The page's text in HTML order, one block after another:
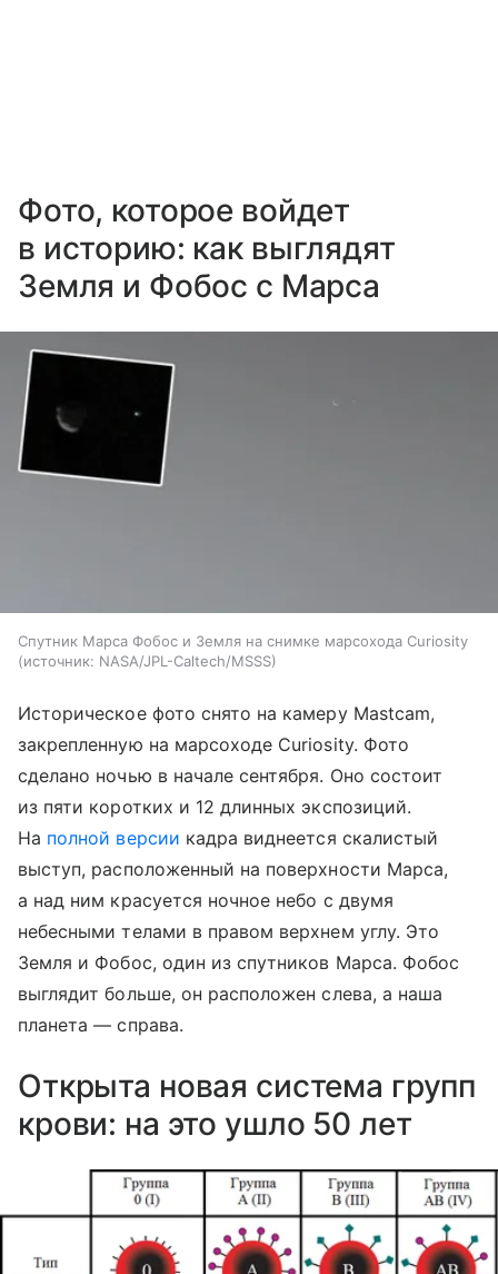
Фото, которое войдет
в историю: как выглядят
Земля и Фобос с Марса
Спутник Марса Фобос и Земля на снимке марсохода Curiosity
источник: NASA/JPL-Caltech/MSSS
Историческое фото снято на камеру Mastcam,
закрепленную на марсоходе Curiosity. Фото
сделано ночью в начале сентября. Оно состоит
из пяти коротких и 12 длинных экспозиций.
На полной версии кадра виднеется скалистый
выступ, расположенный на поверхности Марса,
а над ним красуется ночное небо с двумя
небесными телами в правом верхнем углу. Это
Земля и Фобос, один из спутников Марса. Фобос
выглядит больше, он расположен слева, а наша
планета — справа.
Открыта новая система групп
крови: на это ушло 50 лет